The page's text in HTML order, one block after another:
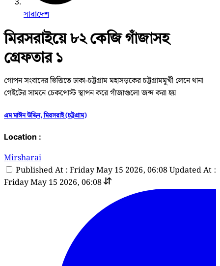
সারাদেশ
মিরসরাইয়ে ৮২ কেজি গাঁজাসহ
গ্রেফতার ১
গোপন সংবাদের ভিত্তিতে ঢাকা-চট্টগ্রাম মহাসড়কের চট্টগ্রামমুখী লেনে থানা
গেইটের সামনে চেকপোস্ট স্থাপন করে গাঁজাগুলো জব্দ করা হয়।
এম মাঈন উদ্দিন, মিরসরাই (চট্টগ্রাম)
Location :
Mirsharai
Published At : Friday May 15 2026, 06:08Updated At :
Friday May 15 2026, 06:08